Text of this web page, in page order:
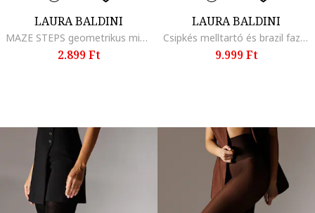
LAURA BALDINI
MAZE STEPS geometrikus mintas zokni, Unicadwqfwqd, Fekete
2.899 Ft
LAURA BALDINI
Csipkés melltartó és brazil fazonú bugyi szett, Fekete
9.999 Ft